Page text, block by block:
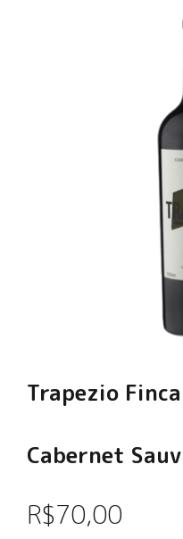
Trapezio
Cabernet
R$70,00